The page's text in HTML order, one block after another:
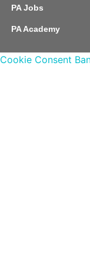
PA Jobs
PA Academy
Cookie Consent